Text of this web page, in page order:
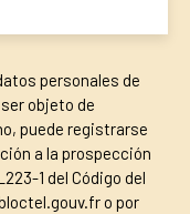
personales de
objeto de
puede registrarse
a la prospección
1 del Código del
o por